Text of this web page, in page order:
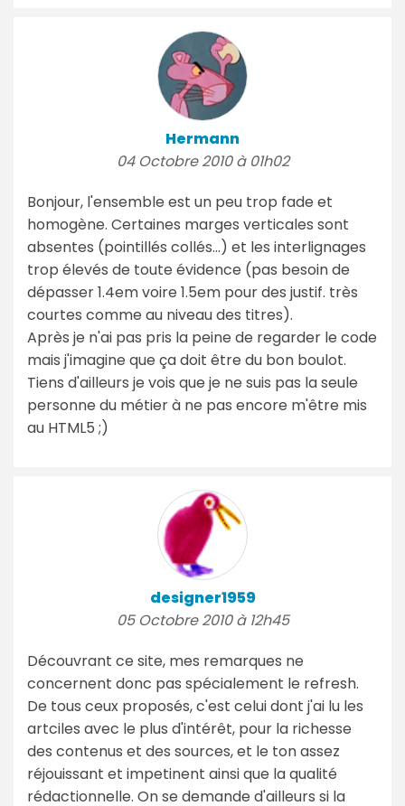
Hermann
04 Octobre 2010 à 01h02
Bonjour, l'ensemble est un peu trop fade et
homogène. Certaines marges verticales sont
absentes (pointillés collés...) et les interlignages
trop élevés de toute évidence (pas besoin de
dépasser 1.4em voire 1.5em pour des justif. très
courtes comme au niveau des titres).
Après je n'ai pas pris la peine de regarder le code
mais j'imagine que ça doit être du bon boulot.
Tiens d'ailleurs je vois que je ne suis pas la seule
personne du métier à ne pas encore m'être mis
au HTML5 ;)
designer1959
05 Octobre 2010 à 12h45
Découvrant ce site, mes remarques ne
concernent donc pas spécialement le refresh.
De tous ceux proposés, c'est celui dont j'ai lu les
artciles avec le plus d'intérêt, pour la richesse
des contenus et des sources, et le ton assez
réjouissant et impetinent ainsi que la qualité
rédactionnelle. On se demande d'ailleurs si la